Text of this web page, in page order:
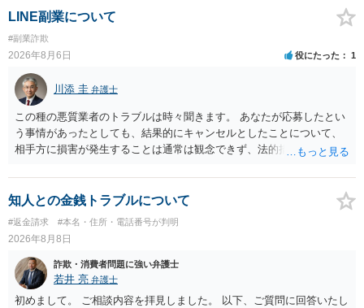
であれば、徹底的に強気で対応することになるでしょう。
LINE副業について
#副業詐欺
2026年8月6日 役にたった 1
川添 圭 弁護士
この種の悪質業者のトラブルは時々聞きます。 あなたが応募したとい
う事情があったとしても、結果的にキャンセルとしたことについて、
相手方に損害が発生することは通常は観念できず、法的措置を採って
ず、最寄りの消費生活センターへ相談し、連絡を無視してよいかどう
かのアドバイスを受けられることをお勧めします。しつこいようであ
れば、弁護士へ依頼して警告してもらうことも必要になるかもしれま
せん。
知人との金銭トラブルについて
#返金請求 #本名・住所・電話番号が判明
2026年8月8日
詐欺・消費者問題に強い弁護士
若井 亮 弁護士
初めまして。 ご相談内容を拝見しました。 以下、ご質問に回答いたし